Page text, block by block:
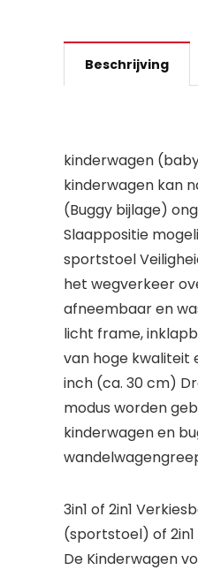
Beschrijving
kinderwagen
kinderwagen kan
(Buggy bijlage)
Slaappositie
sportstoel
het wegverkeer
afneembaar en
licht frame,
van hoge kwaliteit
inch (ca. 30 cm)
modus worden
kinderwagen en
3in1 of 2in1
(sportstoel) of 2in1
De Kinderwagen